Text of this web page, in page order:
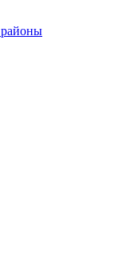
районы